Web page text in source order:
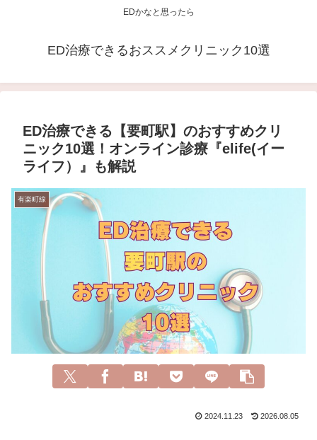
EDかなと思ったら
ED治療できるおススメクリニック10選
ED治療できる【要町駅】のおすすめクリ
ニック10選！オンライン診療『elife(イー
ライフ）』も解説
有楽町線
2024.11.23 2026.08.05